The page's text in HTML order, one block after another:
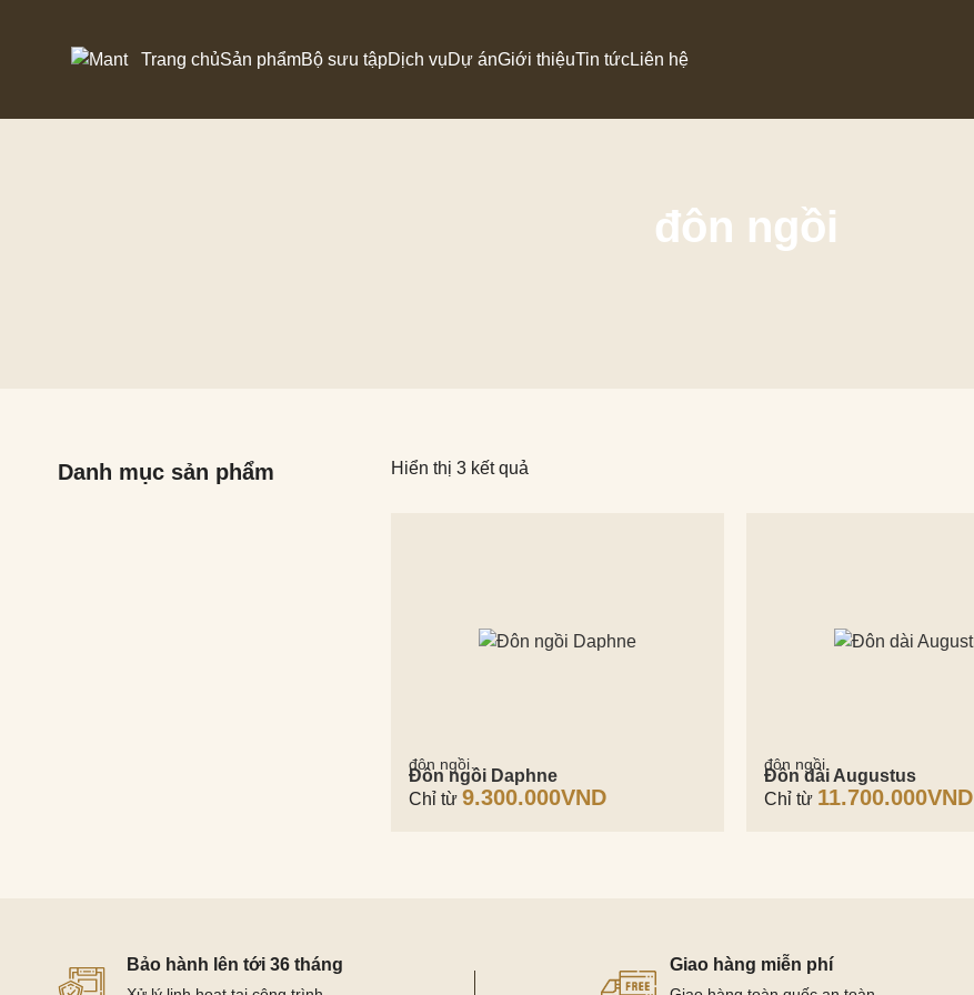
đôn ngồi
Danh mục sản phẩm Hiển thị 3 kết quả
đôn ngồi
Đôn ngồi Daphne
Chỉ từ 9.300.000VND
đôn ngồi
Đôn dài Augustus
Chỉ từ 11.700.000VND
Bảo hành lên tới 36 tháng Giao hàng miễn phí
Trang chủSản phẩmBộ sưu tậpDịch vụDự ánGiới thiệuTin tứcLiên hệ